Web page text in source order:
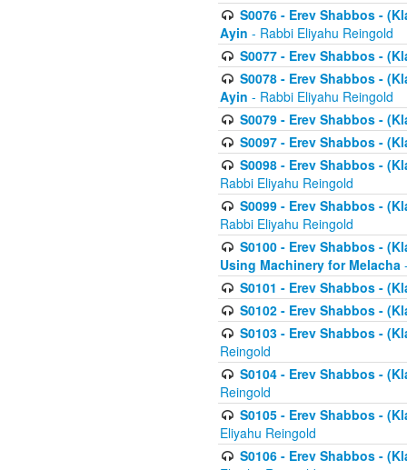
S0076 - Erev Shabbos -
Ayin - Rabbi Eliyahu Reingold
S0077 - Erev Shabbos -
S0078 - Erev Shabbos -
Ayin - Rabbi Eliyahu Reingold
S0079 - Erev Shabbos -
S0097 - Erev Shabbos -
S0098 - Erev Shabbos -
Rabbi Eliyahu Reingold
S0099 - Erev Shabbos -
Rabbi Eliyahu Reingold
S0100 - Erev Shabbos -
Using Machinery for Melacha
S0101 - Erev Shabbos -
S0102 - Erev Shabbos -
S0103 - Erev Shabbos -
Reingold
S0104 - Erev Shabbos -
Reingold
S0105 - Erev Shabbos -
Eliyahu Reingold
S0106 - Erev Shabbos -